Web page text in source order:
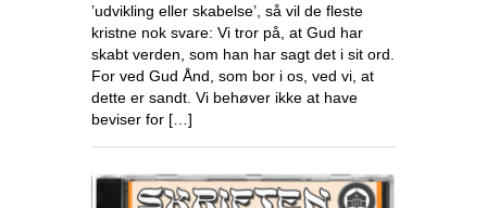
’udvikling eller skabelse’, så vil de fleste
kristne nok svare: Vi tror på, at Gud har
skabt verden, som han har sagt det i sit ord.
For ved Gud Ånd, som bor i os, ved vi, at
dette er sandt. Vi behøver ikke at have
beviser for […]